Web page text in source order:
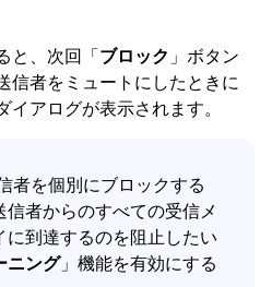
と、次回「ブロック 」ボタン
信者をミュートにしたときに
イアログが表示されます。
者を個別にブロックする
者からのすべての受信メ
に到達するのを阻止したい
ニング」機能を有効にする